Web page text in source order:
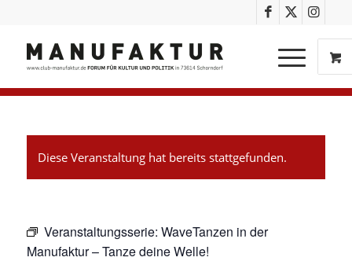
Diese Veranstaltung hat bereits stattgefunden.
Veranstaltungsserie: WaveTanzen in der
Manufaktur – Tanze deine Welle!